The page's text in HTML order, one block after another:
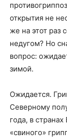
открытия не
же на этот раз
недугом? Но
вопрос:
зимой.
Ожидается.
Северному
года, в
«свиного»